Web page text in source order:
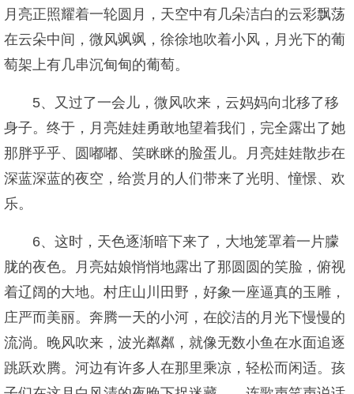
月亮正照耀着一轮圆月，天空中有几朵洁白的云彩飘荡
在云朵中间，微风飒飒，徐徐地吹着小风，月光下的葡
萄架上有几串沉甸甸的葡萄。
5、又过了一会儿，微风吹来，云妈妈向北移了移
身子。终于，月亮娃娃勇敢地望着我们，完全露出了她
那胖乎乎、圆嘟嘟、笑眯眯的脸蛋儿。月亮娃娃散步在
深蓝深蓝的夜空，给赏月的人们带来了光明、憧憬、欢
乐。
6、这时，天色逐渐暗下来了，大地笼罩着一片朦
胧的夜色。月亮姑娘悄悄地露出了那圆圆的笑脸，俯视
着辽阔的大地。村庄山川田野，好象一座逼真的玉雕，
庄严而美丽。奔腾一天的小河，在皎洁的月光下慢慢的
流淌。晚风吹来，波光粼粼，就像无数小鱼在水面追逐
跳跃欢腾。河边有许多人在那里乘凉，轻松而闲适。孩